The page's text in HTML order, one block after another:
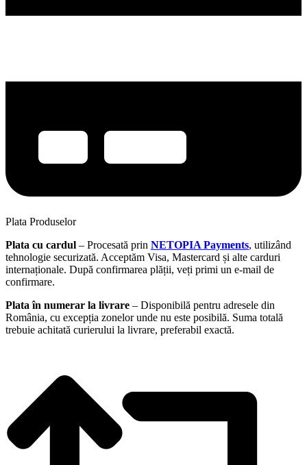
Plata Produselor
Plata cu cardul – Procesată prin NETOPIA Payments, utilizând
tehnologie securizată. Acceptăm Visa, Mastercard și alte carduri
internaționale. După confirmarea plății, veți primi un e-mail de
confirmare.
Plata în numerar la livrare – Disponibilă pentru adresele din
România, cu excepția zonelor unde nu este posibilă. Suma totală
trebuie achitată curierului la livrare, preferabil exactă.